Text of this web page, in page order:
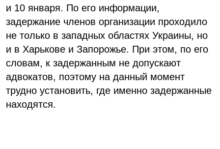
и 10 января. По его информации,
задержание членов организации проходило
не только в западных областях Украины, но
и в Харькове и Запорожье. При этом, по его
словам, к задержанным не допускают
адвокатов, поэтому на данный момент
трудно установить, где именно задержанные
находятся.